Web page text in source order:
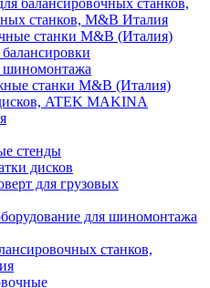
балансировочных станков,
станков, M&B Италия
станки M&B (Италия)
шиномонтажа
станки M&B (Италия)
ATEK MAKINA
стенды
дисков
для грузовых
для шиномонтажа
станков,